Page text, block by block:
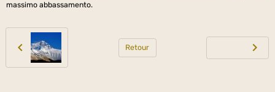
massimo abbassamento.
Retour